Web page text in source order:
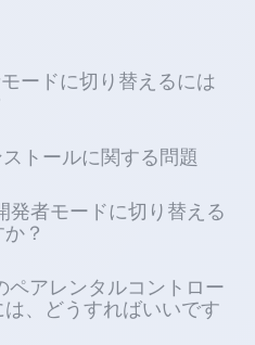
ードに切り替えるには
トールに関する問題
者モードに切り替える
？
アレンタルコントロー
、どうすればいいです